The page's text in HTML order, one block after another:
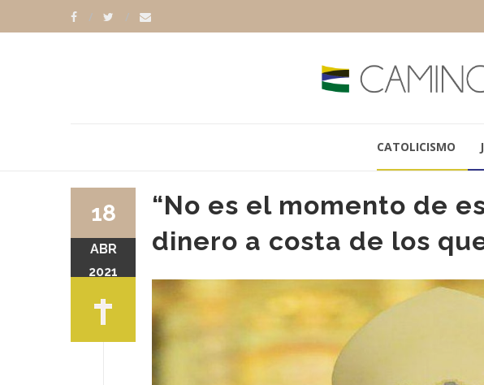
CATOLICISMO
“No es el momento de
dinero a costa de los
18
ABR
2021